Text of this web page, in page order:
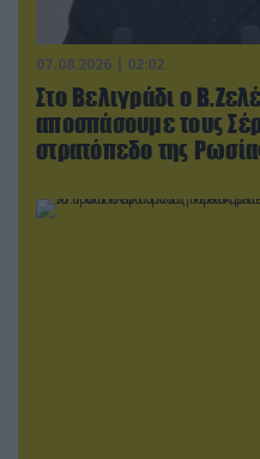
07.08.2026 | 02:02
Στο Βελιγράδι ο
αποσπάσουμε τους
στρατόπεδο της